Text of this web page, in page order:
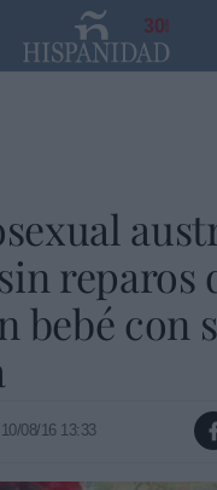
30
reparos
bebé con
10/08/16 13:33